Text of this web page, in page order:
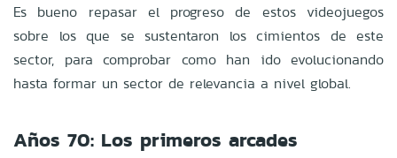
Es bueno repasar el progreso de estos videojuegos
sobre los que se sustentaron los cimientos de este
sector, para comprobar como han ido evolucionando
hasta formar un sector de relevancia a nivel global.
Años 70: Los primeros arcades